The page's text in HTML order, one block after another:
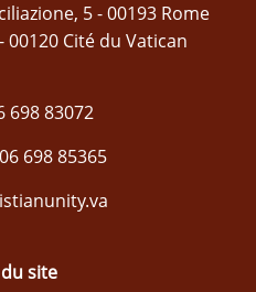
5 - 00193 Rome
00120 Cité du Vatican
698 83072
698 85365
site